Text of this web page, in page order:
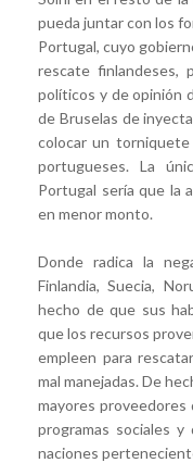
pueda juntar con los
Portugal, cuyo
rescate finlandeses,
políticos y de opinión
de Bruselas de
colocar un
portugueses. La
Portugal sería que la
en menor monto.
Donde radica la
Finlandia, Suecia,
hecho de que sus
que los recursos
empleen para
mal manejadas. De
mayores
programas sociales
naciones